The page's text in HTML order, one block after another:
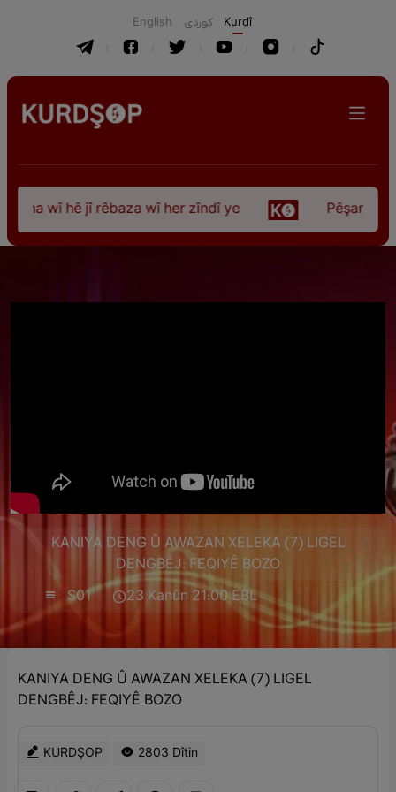
English كوردی Kurdî
wî hê jî rêbaza wî her zîndî ye Pêşangeha
KANIYA DENG Û AWAZAN XELEKA (7) LIGEL
DENGBÊJ: FEQIYÊ BOZO
S01
23 Kanûn 21:00 EBL
KANIYA DENG Û AWAZAN XELEKA (7) LIGEL
DENGBÊJ: FEQIYÊ BOZO
KURDŞOP 2803 Dîtin